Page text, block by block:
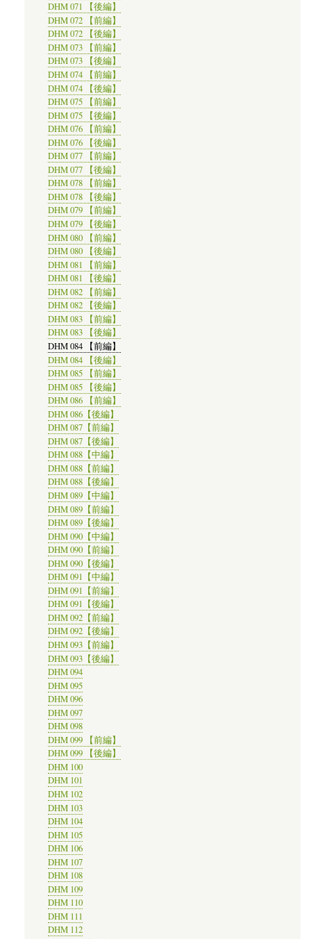
DHM 071 【後編】
DHM 072 【前編】
DHM 072 【後編】
DHM 073 【前編】
DHM 073 【後編】
DHM 074 【前編】
DHM 074 【後編】
DHM 075 【前編】
DHM 075 【後編】
DHM 076 【前編】
DHM 076 【後編】
DHM 077 【前編】
DHM 077 【後編】
DHM 078 【前編】
DHM 078 【後編】
DHM 079 【前編】
DHM 079 【後編】
DHM 080 【前編】
DHM 080 【後編】
DHM 081 【前編】
DHM 081 【後編】
DHM 082 【前編】
DHM 082 【後編】
DHM 083 【前編】
DHM 083 【後編】
DHM 084 【前編】
DHM 084 【後編】
DHM 085 【前編】
DHM 085 【後編】
DHM 086 【前編】
DHM 086【後編】
DHM 087【前編】
DHM 087【後編】
DHM 088【中編】
DHM 088【前編】
DHM 088【後編】
DHM 089【中編】
DHM 089【前編】
DHM 089【後編】
DHM 090【中編】
DHM 090【前編】
DHM 090【後編】
DHM 091【中編】
DHM 091【前編】
DHM 091【後編】
DHM 092【前編】
DHM 092【後編】
DHM 093【前編】
DHM 093【後編】
DHM 094
DHM 095
DHM 096
DHM 097
DHM 098
DHM 099 【前編】
DHM 099 【後編】
DHM 100
DHM 101
DHM 102
DHM 103
DHM 104
DHM 105
DHM 106
DHM 107
DHM 108
DHM 109
DHM 110
DHM 111
DHM 112